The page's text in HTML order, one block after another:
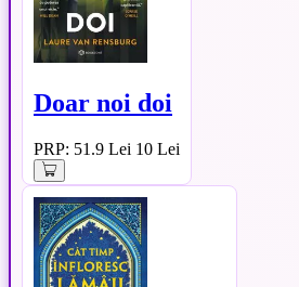
Doar noi doi
PRP: 51.9 Lei 10 Lei